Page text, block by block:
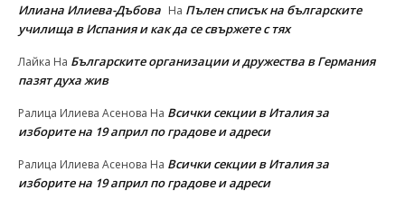
Илиана Илиева-Дъбова На Пълен списък на българските
училища в Испания и как да се свържете с тях
Лайка На Българските организации и дружества в Германия
пазят духа жив
Ралица Илиева Асенова На Всички секции в Италия за
изборите на 19 април по градове и адреси
Ралица Илиева Асенова На Всички секции в Италия за
изборите на 19 април по градове и адреси